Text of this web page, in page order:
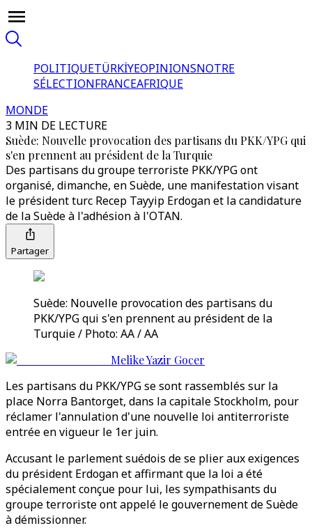
POLITIQUETÜRKİYEOPINIONSNOTRE
SÉLECTIONFRANCEAFRIQUE
MONDE
3 MIN DE LECTURE
Suède: Nouvelle provocation des partisans du PKK/YPG qui
s'en prennent au président de la Turquie
Des partisans du groupe terroriste PKK/YPG ont
organisé, dimanche, en Suède, une manifestation visant
le président turc Recep Tayyip Erdogan et la candidature
de la Suède à l'adhésion à l'OTAN.
Partager
Suède: Nouvelle provocation des partisans du
PKK/YPG qui s'en prennent au président de la
Turquie / Photo: AA / AA
Melike Yazir Gocer
Les partisans du PKK/YPG se sont rassemblés sur la
place Norra Bantorget, dans la capitale Stockholm, pour
réclamer l'annulation d'une nouvelle loi antiterroriste
entrée en vigueur le 1er juin.
Accusant le parlement suédois de se plier aux exigences
du président Erdogan et affirmant que la loi a été
spécialement conçue pour lui, les sympathisants du
groupe terroriste ont appelé le gouvernement de Suède
à démissionner.